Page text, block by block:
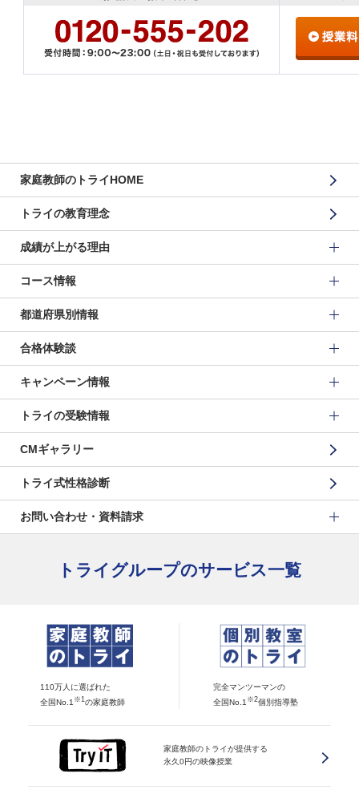
家庭教師のトライHOME
トライの教育理念
成績が上がる理由
コース情報
都道府県別情報
合格体験談
キャンペーン情報
トライの受験情報
CMギャラリー
トライ式性格診断
お問い合わせ・資料請求
トライグループのサービス一覧
110万人に選ばれた
全国No.1 ※1 の家庭教師
完全マンツーマンの
全国No.1 ※2個別指導塾
家庭教師のトライが提供する
永久0円の映像授業